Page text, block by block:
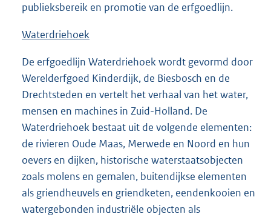
publieksbereik en promotie van de erfgoedlijn.
Waterdriehoek
De erfgoedlijn Waterdriehoek wordt gevormd door
Werelderfgoed Kinderdijk, de Biesbosch en de
Drechtsteden en vertelt het verhaal van het water,
mensen en machines in Zuid-Holland. De
Waterdriehoek bestaat uit de volgende elementen:
de rivieren Oude Maas, Merwede en Noord en hun
oevers en dijken, historische waterstaatsobjecten
zoals molens en gemalen, buitendijkse elementen
als griendheuvels en griendketen, eendenkooien en
watergebonden industriële objecten als